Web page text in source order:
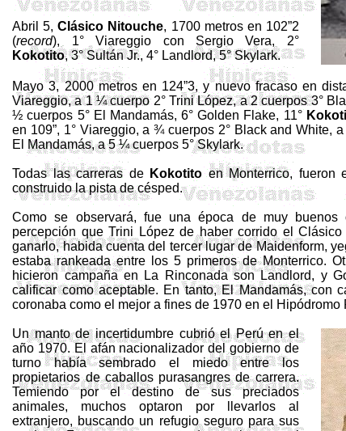
Abril 5,Clásico Nitouche, 1700 metros en 102”2
(record), 1° Viareggio con Sergio Vera, 2°
Kokotito, 3° Sultán Jr., 4° Landlord, 5° Skylark.
Mayo 3, 2000 metros en 124”3, y nuevo fracaso en
Viareggio, a 1 ¼ cuerpo 2° Trini López, a 2 cuerpos 3°
½ cuerpos 5° El Mandamás, 6° Golden Flake, 11°
en 109”, 1° Viareggio, a ¾ cuerpos 2° Black and White,
El Mandamás, a 5 ¼ cuerpos 5° Skylark.
Todas las carreras de Kokotitoen Monterrico, fueron
construido la pista de césped.
Como se observará, fue una época de muy
percepción que Trini López de haber corrido el
ganarlo, habida cuenta del tercer lugar de Maidenform,
estaba rankeada entre los 5 primeros de Monterrico.
hicieron campaña en La Rinconada son Landlord, y
calificar como aceptable. En tanto, El Mandamás, con
coronaba como el mejor a fines de 1970 en el Hipódromo
Un manto de incertidumbre cubrió el Perú en el
año 1970. El afán nacionalizador del gobierno de
turno había sembrado el miedo entre los
propietarios de caballos purasangres de carrera.
Temiendo por el destino de sus preciados
animales, muchos optaron por llevarlos al
extranjero, buscando un refugio seguro para sus